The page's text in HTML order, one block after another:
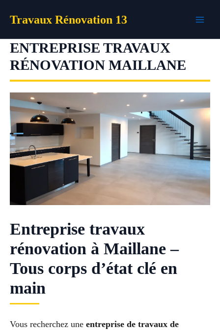
Travaux Rénovation 13
ENTREPRISE TRAVAUX
RÉNOVATION MAILLANE
Entreprise travaux
rénovation à Maillane –
Tous corps d’état clé en
main
Vous recherchez une entreprise de travaux de